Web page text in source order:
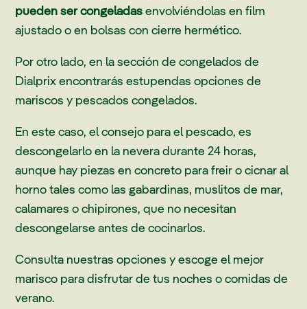
pueden ser congeladasenvolviéndolas en film
ajustado o en bolsas con cierre hermético.
Por otro lado, en la sección de congelados de
Dialprix encontrarás estupendas opciones de
mariscos y pescados congelados.
En este caso, el consejo para el pescado, es
descongelarlo en la nevera durante 24 horas,
aunque hay piezas en concreto para freir o cicnar al
horno tales como las gabardinas, muslitos de mar,
calamares o chipirones, que no necesitan
descongelarse antes de cocinarlos.
Consulta nuestras opciones y escoge el mejor
marisco para disfrutar de tus noches o comidas de
verano.